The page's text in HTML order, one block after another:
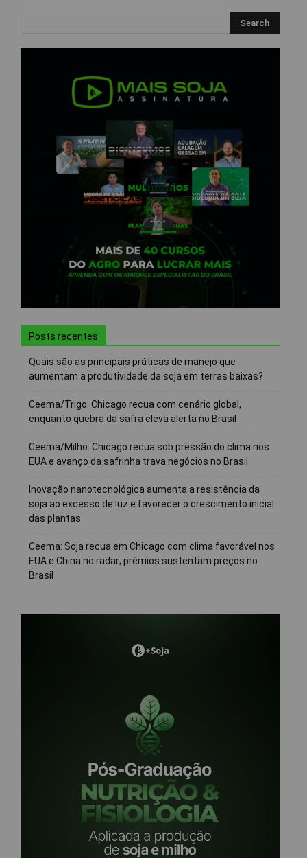
Posts recentes
Quais são as principais práticas de manejo que
aumentam a produtividade da soja em terras baixas?
Ceema/Trigo: Chicago recua com cenário global,
enquanto quebra da safra eleva alerta no Brasil
Ceema/Milho: Chicago recua sob pressão do clima nos
EUA e avanço da safrinha trava negócios no Brasil
Inovação nanotecnológica aumenta a resistência da
soja ao excesso de luz e favorecer o crescimento inicial
das plantas
Ceema: Soja recua em Chicago com clima favorável nos
EUA e China no radar; prêmios sustentam preços no
Brasil